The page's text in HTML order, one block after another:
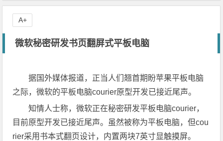
微软秘密研发书页翻屏式平板电脑
据国外媒体报道，正当人们翘首期盼苹果平板电脑
之际，微软的平板电脑courier原型开发已接近尾声。
知情人士称，微软正在秘密研发平板电脑courier，
目前原型开发已接近尾声。虽然被称为平板电脑，但cou
rier采用书本式翻页设计，内置两块7英寸显触摸屏。
A+